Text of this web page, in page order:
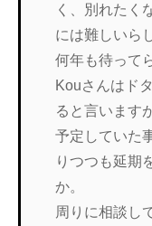
く、別れたく
には難しいら
何年も待って
Kouさんはド
ると言います
予定していた
りつつも延期
か。
周りに相談し